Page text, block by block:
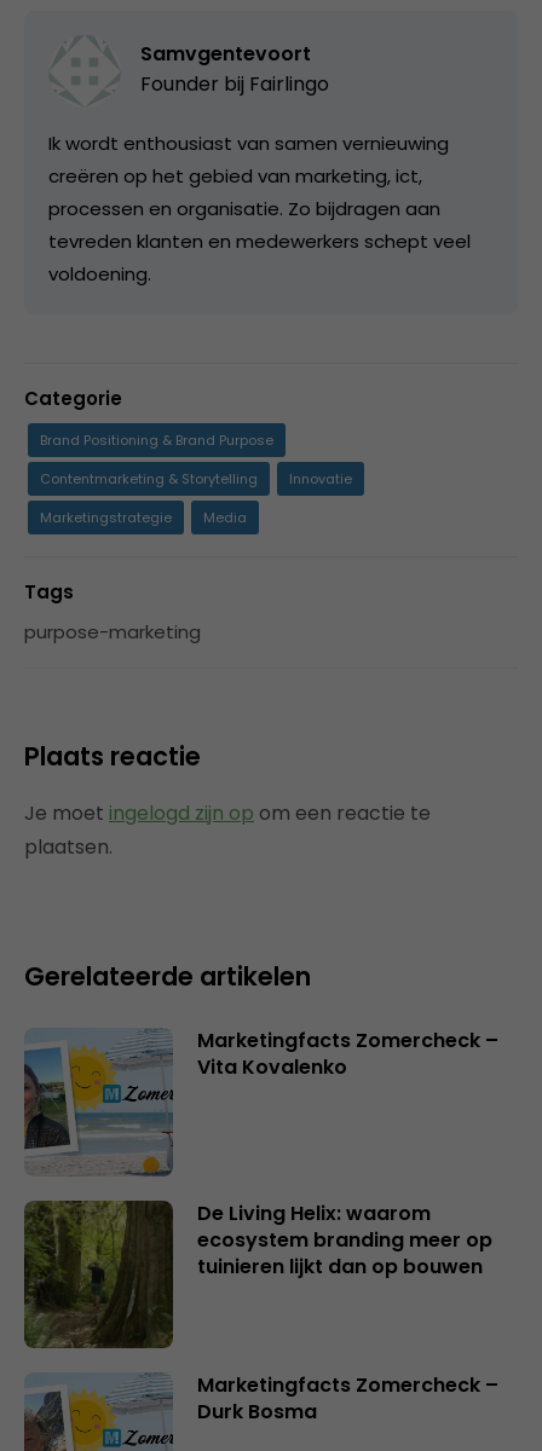
Samvgentevoort
Founder bij Fairlingo
Ik wordt enthousiast van samen vernieuwing
creëren op het gebied van marketing, ict,
processen en organisatie. Zo bijdragen aan
tevreden klanten en medewerkers schept veel
voldoening.
Categorie
Brand Positioning & Brand Purpose
Contentmarketing & Storytelling
Innovatie
Marketingstrategie
Media
Tags
purpose-marketing
Plaats reactie
Je moet ingelogd zijn op om een reactie te
plaatsen.
Gerelateerde artikelen
Marketingfacts Zomercheck –
Vita Kovalenko
De Living Helix: waarom
ecosystem branding meer op
tuinieren lijkt dan op bouwen
Marketingfacts Zomercheck –
Durk Bosma